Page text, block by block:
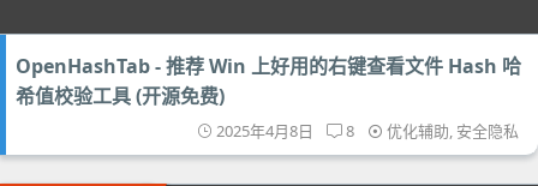
OpenHashTab - 推荐 Win 上好用的右键查看文件 Hash 哈
希值校验工具 (开源免费)
2025年4月8日 8 优化辅助, 安全隐私